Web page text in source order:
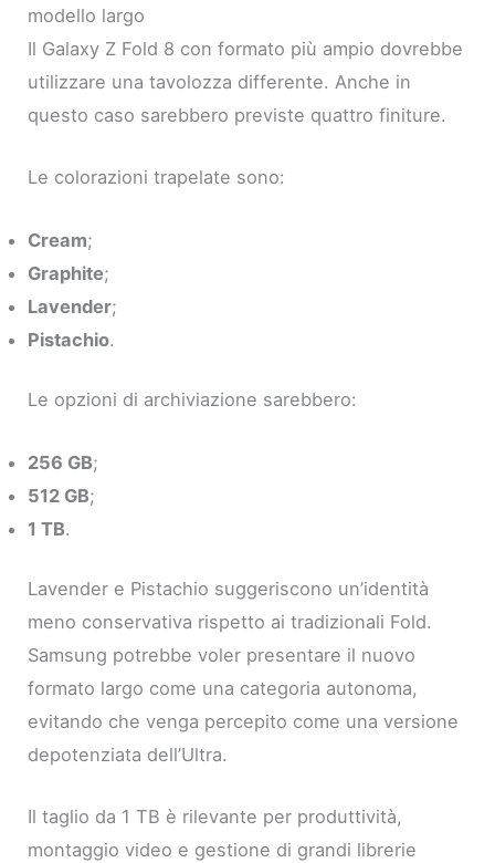
modello largo
Il Galaxy Z Fold 8 con formato più ampio dovrebbe
utilizzare una tavolozza differente. Anche in
questo caso sarebbero previste quattro finiture.
Le colorazioni trapelate sono:
Cream;
Graphite;
Lavender;
Pistachio.
Le opzioni di archiviazione sarebbero:
256 GB;
512 GB;
1 TB.
Lavender e Pistachio suggeriscono un’identità
meno conservativa rispetto ai tradizionali Fold.
Samsung potrebbe voler presentare il nuovo
formato largo come una categoria autonoma,
evitando che venga percepito come una versione
depotenziata dell’Ultra.
Il taglio da 1 TB è rilevante per produttività,
montaggio video e gestione di grandi librerie